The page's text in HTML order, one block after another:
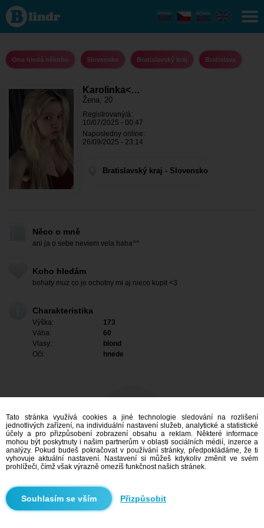
Karolinka<3
- Ona hledá
někoho
Bratislavský
Bratislava
Ona hledá někoho Slovensko Bratislavský kraj Bratislava
Karolinka<…
Žena, 20
Registrovaný/á:
10/07/2025 - 00:47
Naposledny online:
26/09/2025 - 23:14
Bratislavský kraj - Slovensko
Něco o mně
ani ja o sebe neviem vela haha^^
Koho hledám
bohaty muz co je ochotny mi aj nieco kupit <3
Charakteristika
Výška:
173
Váha:
60
Vlasy:
blond
Oči:
hnede
Mám zájem
Vyhledávání
Tato stránka využívá cookies a jiné technologie sledování na rozlišení
jednotlivých zařízení, na individuální nastavení služeb, analytické a statistické
účely a pro přizpůsobení zobrazení obsahu a reklam. Některé informace
mohou být poskytnuty i našim partnerům v oblasti sociálních médií, inzerce a
analýzy. Pokud budeš pokračovat v používání stránky, předpokládáme, že ti
vyhovuje aktuální nastavení. Nastavení si můžeš kdykoliv změnit ve svém
prohlížeči, čímž však výrazně omezíš funkčnost našich stránek.
Přizpůsobit